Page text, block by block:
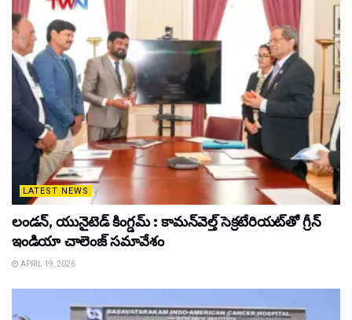
LATEST NEWS
లండన్, యునైటెడ్ కింగ్డమ్ : కామన్‌వెల్త్ సెక్రటేరియట్‌తో గ్రీన్
ఇండియా చాలెంజ్ సమావేశం
APRIL 19, 2026